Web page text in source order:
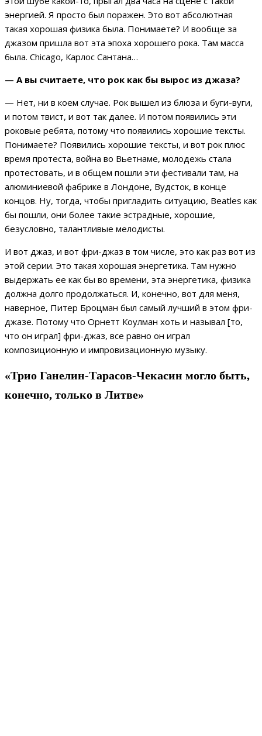
энергией. Я просто был поражен. Это вот абсолютная
такая хорошая физика была. Понимаете? И вообще за
джазом пришла вот эта эпоха хорошего рока. Там масса
была. Chicago, Карлос Сантана…
— А вы считаете, что рок как бы вырос из джаза?
— Нет, ни в коем случае. Рок вышел из блюза и буги-вуги,
и потом твист, и вот так далее. И потом появились эти
роковые ребята, потому что появились хорошие тексты.
Понимаете? Появились хорошие тексты, и вот рок плюс
время протеста, война во Вьетнаме, молодежь стала
протестовать, и в общем пошли эти фестивали там, на
алюминиевой фабрике в Лондоне, Вудсток, в конце
концов. Ну, тогда, чтобы пригладить ситуацию, Beatles как
бы пошли, они более такие эстрадные, хорошие,
безусловно, талантливые мелодисты.
И вот джаз, и вот фри-джаз в том числе, это как раз вот из
этой серии. Это такая хорошая энергетика. Там нужно
выдержать ее как бы во времени, эта энергетика, физика
должна долго продолжаться. И, конечно, вот для меня,
наверное, Питер Броцман был самый лучший в этом фри-
джазе. Потому что Орнетт Коулман хоть и называл [то,
что он играл] фри-джаз, все равно он играл
композиционную и импровизационную музыку.
«Трио Ганелин-Тарасов-Чекасин могло быть,
конечно, только в Литве»